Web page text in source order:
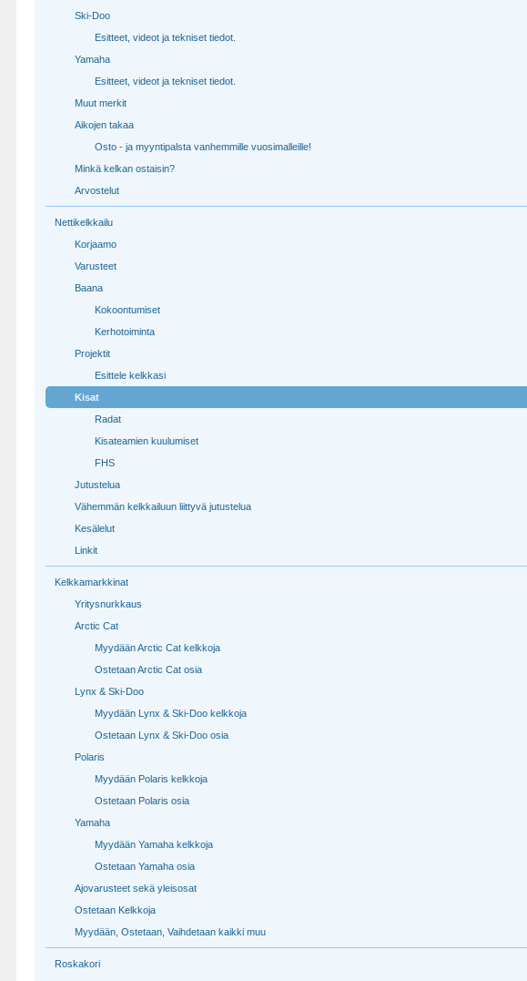
Ski-Doo
Esitteet, videot ja tekniset tiedot.
Yamaha
Esitteet, videot ja tekniset tiedot.
Muut merkit
Aikojen takaa
Osto - ja myyntipalsta vanhemmille vuosimalleille!
Minkä kelkan ostaisin?
Arvostelut
Nettikelkkailu
Korjaamo
Varusteet
Baana
Kokoontumiset
Kerhotoiminta
Projektit
Esittele kelkkasi
Kisat
Radat
Kisateamien kuulumiset
FHS
Jutustelua
Vähemmän kelkkailuun liittyvä jutustelua
Kesälelut
Linkit
Kelkkamarkkinat
Yritysnurkkaus
Arctic Cat
Myydään Arctic Cat kelkkoja
Ostetaan Arctic Cat osia
Lynx & Ski-Doo
Myydään Lynx & Ski-Doo kelkkoja
Ostetaan Lynx & Ski-Doo osia
Polaris
Myydään Polaris kelkkoja
Ostetaan Polaris osia
Yamaha
Myydään Yamaha kelkkoja
Ostetaan Yamaha osia
Ajovarusteet sekä yleisosat
Ostetaan Kelkkoja
Myydään, Ostetaan, Vaihdetaan kaikki muu
Roskakori